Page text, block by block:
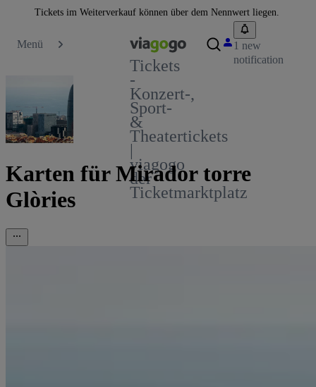
Tickets im Weiterverkauf können über dem Nennwert liegen.
Menü
Tickets
-
Konzert-,
Sport-
&
Theatertickets
|
viagogo
der
Ticketmarktplatz
1 new
notification
Karten für Mirador torre
Glòries